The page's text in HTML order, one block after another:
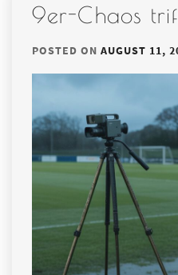
9er-Chaos
POSTED ON AUGUST 11,